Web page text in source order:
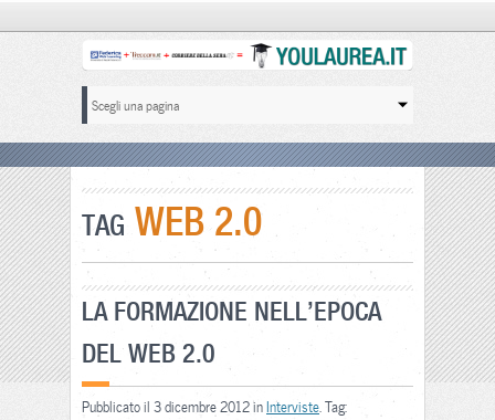
TAG WEB 2.0
LA FORMAZIONE NELL’EPOCA
DEL WEB 2.0
Pubblicato il 3 dicembre 2012 inInterviste . Tag: